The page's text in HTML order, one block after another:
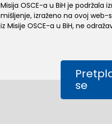
Misija OSCE-a u BiH je podržala
mišljenje, izraženo na ovoj
iz Misije OSCE-a u BiH, ne
se